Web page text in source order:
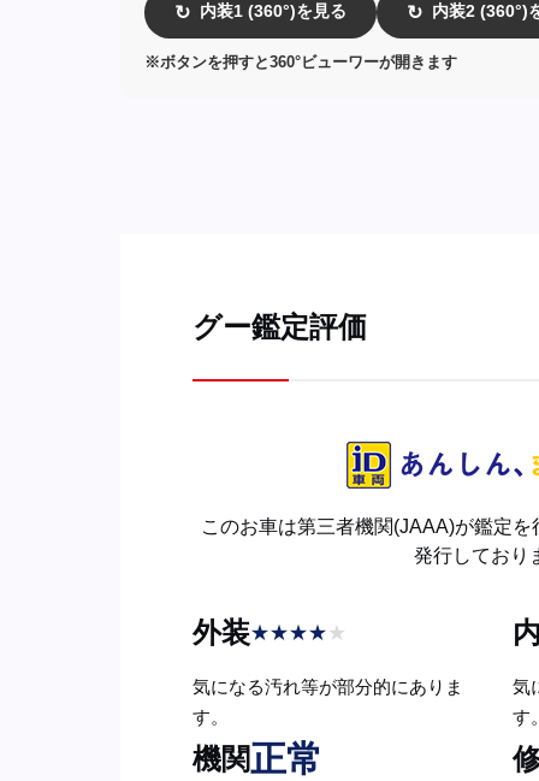
↻ 内装1 (360°)を見る ↻ 内装2 (360°)
※ボタンを押すと360°ビューワーが開きます
グー鑑定評価
このお車は第三者機関(JAAA)が鑑定
発行しており
外装★★★★★
気になる汚れ等が部分的にありま
す。
気
す
機関正常